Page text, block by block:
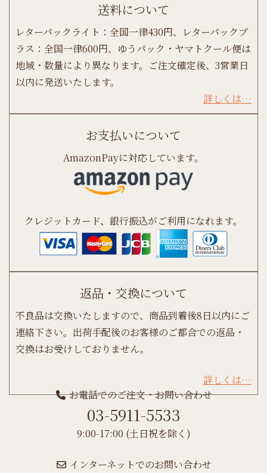
送料について
レターパックライト：全国一律430円、レターパックプ
ラス：全国一律600円、ゆうパック・ヤマトクール便は
地域・数量により異なります。ご注文確定後、3営業日
以内に発送いたします。
詳しくは…
お支払いについて
AmazonPayに対応しています。
クレジットカード、銀行振込がご利用になれます。
返品・交換について
不良品は交換いたしますので、商品到着後8日以内にご
連絡下さい。出荷手配後のお客様のご都合での返品・
交換はお受けしておりません。
詳しくは…
お電話でのご注文・お問い合わせ
03-5911-5533
9:00-17:00 (土日祝を除く)
インターネットでのお問い合わせ